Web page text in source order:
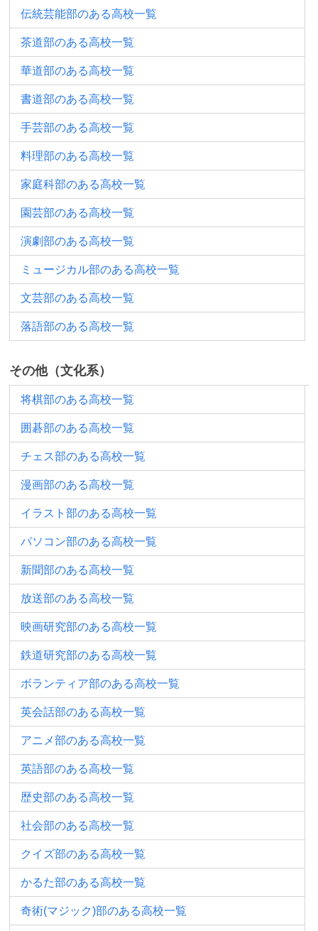
伝統芸能部のある高校一覧
茶道部のある高校一覧
華道部のある高校一覧
書道部のある高校一覧
手芸部のある高校一覧
料理部のある高校一覧
家庭科部のある高校一覧
園芸部のある高校一覧
演劇部のある高校一覧
ミュージカル部のある高校一覧
文芸部のある高校一覧
落語部のある高校一覧
その他（文化系）
将棋部のある高校一覧
囲碁部のある高校一覧
チェス部のある高校一覧
漫画部のある高校一覧
イラスト部のある高校一覧
パソコン部のある高校一覧
新聞部のある高校一覧
放送部のある高校一覧
映画研究部のある高校一覧
鉄道研究部のある高校一覧
ボランティア部のある高校一覧
英会話部のある高校一覧
アニメ部のある高校一覧
英語部のある高校一覧
歴史部のある高校一覧
社会部のある高校一覧
クイズ部のある高校一覧
かるた部のある高校一覧
奇術(マジック)部のある高校一覧